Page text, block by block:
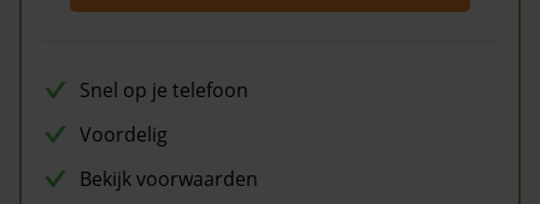
Snel op je telefoon
Voordelig
Bekijk voorwaarden